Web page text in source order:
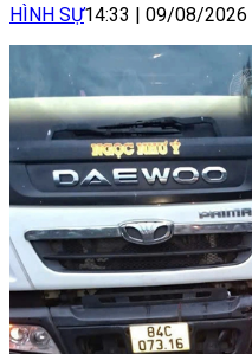
HÌNH SỰ14:33 | 09/08/2026